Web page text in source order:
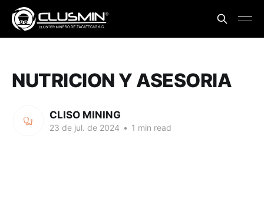
NUTRICION Y ASESORIA
CLISO MINING
23 de jul. de 2024 • 1 min read